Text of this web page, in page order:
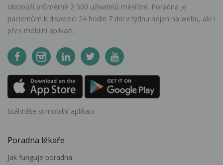
obslouží průměrně 2 500 uživatelů měsíčně. Poradna je
pacientům k dispozici 24 hodin 7 dní v týdnu nejen na webu, ale i
přes mobilní aplikaci.
Stáhněte si mobilní aplikaci
Poradna lékaře
Jak funguje poradna